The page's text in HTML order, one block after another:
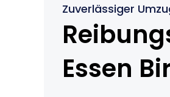
Zuverlässiger
Essen